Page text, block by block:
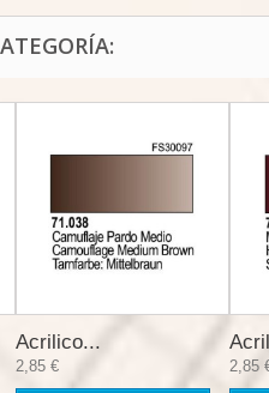
Acrilico...
2,85 € 2,85